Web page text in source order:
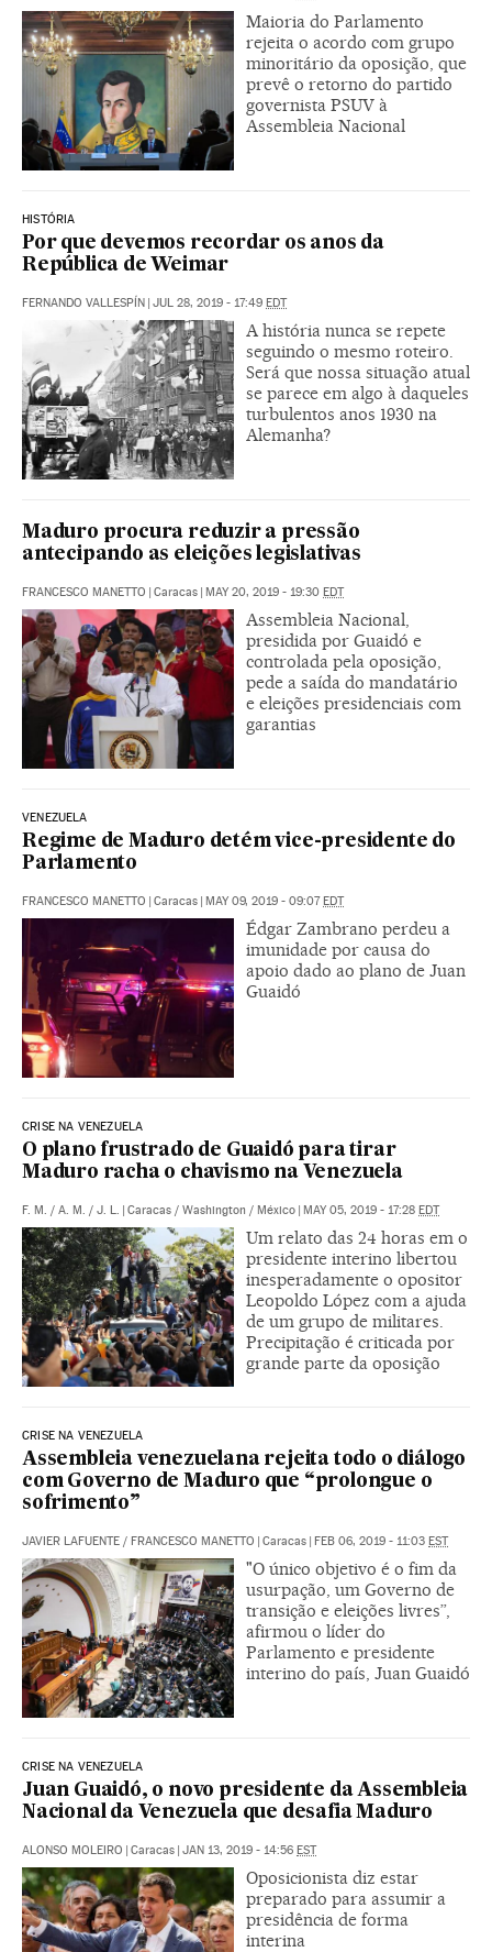
Maioria do Parlamento
rejeita o acordo com grupo
minoritário da oposição, que
prevê o retorno do partido
governista PSUV à
Assembleia Nacional
HISTÓRIA
Por que devemos recordar os anos da
República de Weimar
FERNANDO VALLESPÍN | JUL 28, 2019 - 17:49 EDT
A história nunca se repete
seguindo o mesmo roteiro.
Será que nossa situação atual
se parece em algo à daqueles
turbulentos anos 1930 na
Alemanha?
Maduro procura reduzir a pressão
antecipando as eleições legislativas
FRANCESCO MANETTO | Caracas | MAY 20, 2019 - 19:30 EDT
Assembleia Nacional,
presidida por Guaidó e
controlada pela oposição,
pede a saída do mandatário
e eleições presidenciais com
garantias
VENEZUELA
Regime de Maduro detém vice-presidente do
Parlamento
FRANCESCO MANETTO | Caracas | MAY 09, 2019 - 09:07EDT
Édgar Zambrano perdeu a
imunidade por causa do
apoio dado ao plano de Juan
Guaidó
CRISE NA VENEZUELA
O plano frustrado de Guaidó para tirar
Maduro racha o chavismo na Venezuela
F. M. / A. M. / J. L. | Caracas / Washington / México | MAY 05, 2019 - 17:28 EDT
Um relato das 24 horas em o
presidente interino libertou
inesperadamente o opositor
Leopoldo López com a ajuda
de um grupo de militares.
Precipitação é criticada por
grande parte da oposição
CRISE NA VENEZUELA
Assembleia venezuelana rejeita todo o diálogo
com Governo de Maduro que “prolongue o
sofrimento”
JAVIER LAFUENTE / FRANCESCO MANETTO | Caracas | FEB 06, 2019 - 11:03 EST
"O único objetivo é o fim da
usurpação, um Governo de
transição e eleições livres”,
afirmou o líder do
Parlamento e presidente
interino do país, Juan Guaidó
CRISE NA VENEZUELA
Juan Guaidó, o novo presidente da Assembleia
Nacional da Venezuela que desafia Maduro
ALONSO MOLEIRO | Caracas | JAN 13, 2019 - 14:56 EST
Oposicionista diz estar
preparado para assumir a
presidência de forma
interina